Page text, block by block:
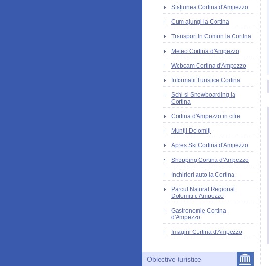
Stațiunea Cortina d'Ampezzo
Cum ajungi la Cortina
Transport in Comun la Cortina
Meteo Cortina d'Ampezzo
Webcam Cortina d'Ampezzo
Informatii Turistice Cortina
Schi si Snowboarding la
Cortina
Cortina d'Ampezzo in cifre
Munții Dolomiți
Apres Ski Cortina d'Ampezzo
Shopping Cortina d'Ampezzo
Inchirieri auto la Cortina
Parcul Natural Regional
Dolomiti d Ampezzo
Gastronomie Cortina
d'Ampezzo
Imagini Cortina d'Ampezzo
Obiective turistice